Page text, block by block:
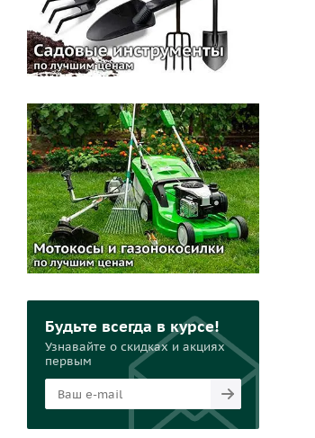
Будьте всегда в курсе!
Узнавайте о скидках и акциях
первым